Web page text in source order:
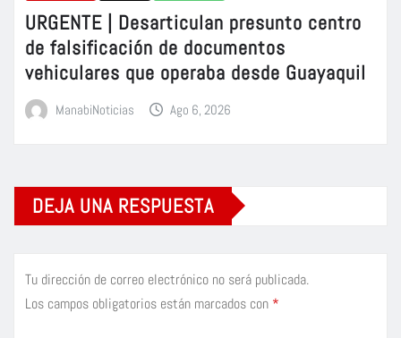
URGENTE | Desarticulan presunto centro
de falsificación de documentos
vehiculares que operaba desde Guayaquil
ManabiNoticias Ago 6, 2026
DEJA UNA RESPUESTA
Tu dirección de correo electrónico no será publicada.
Los campos obligatorios están marcados con *